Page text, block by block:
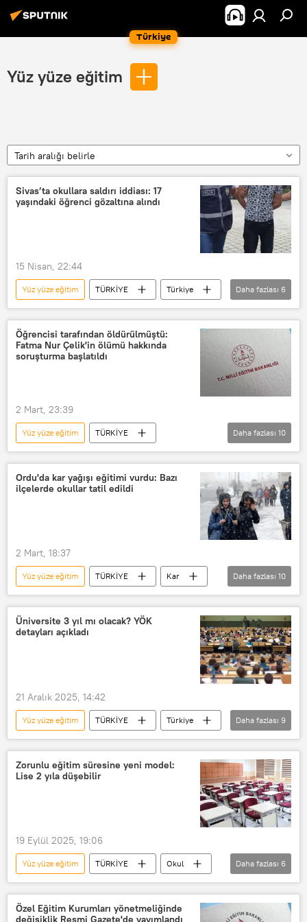
Türkiye
Yüz yüze eğitim
Tarih aralığı belirle
Sivas’ta okullara saldırı iddiası: 17
yaşındaki öğrenci gözaltına alındı
15 Nisan, 22:44
Yüz yüze eğitim TÜRKİYE
Türkiye
Okul
Saldırı
Saldırı girişimi
Silahlı saldırı
Bombalı saldırı
Eğitim
Daha fazlası 6
Öğrencisi tarafından öldürülmüştü:
Fatma Nur Çelik'in ölümü hakkında
soruşturma başlatıldı
2 Mart, 23:39
Yüz yüze eğitim
TÜRKİYE
Milli Eğitim Bakanlığı (MEB)
Cinayet
Cinayet Büro Amirliği
Cinayet Masası
seri cinayet
Eğitim
Daha fazlası 10
Ordu'da kar yağışı eğitimi vurdu: Bazı
ilçelerde okullar tatil edildi
2 Mart, 18:37
Yüz yüze eğitim TÜRKİYE
Kar
Kar yağışı
Kar fırtınası
Kar tatili
kar tatili
eğitim süresi
Daha fazlası 10
Üniversite 3 yıl mı olacak? YÖK
detayları açıkladı
21 Aralık 2025, 14:42
Yüz yüze eğitim TÜRKİYE
Türkiye
Erol Özvar
Yükseköğretim Kurulu (YÖK)
YÖK
Eğitim
eğitim süresi
Daha fazlası 9
Zorunlu eğitim süresine yeni model:
Lise 2 yıla düşebilir
19 Eylül 2025, 19:06
Yüz yüze eğitim TÜRKİYE
Okul
Okul öncesi eğitim
Eğitim
Uzaktan eğitim
Milli Eğitim Bakanlığı
Daha fazlası 6
Özel Eğitim Kurumları yönetmeliğinde
değişiklik Resmi Gazete'de yayımlandı